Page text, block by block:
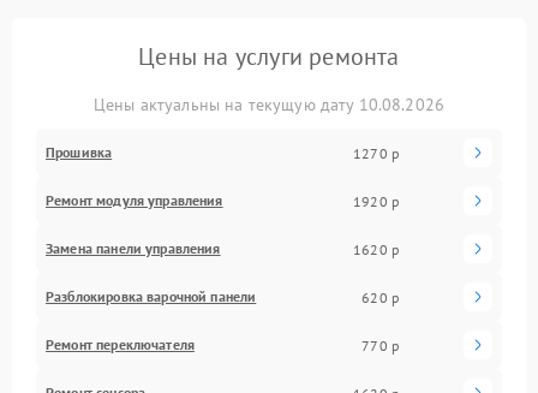
Цены на услуги ремонта
Цены актуальны на текущую дату 10.08.2026
Прошивка 1270 р
Ремонт модуля управления 1920 р
Замена панели управления 1620 р
Разблокировка варочной панели 620 р
Ремонт переключателя 770 р